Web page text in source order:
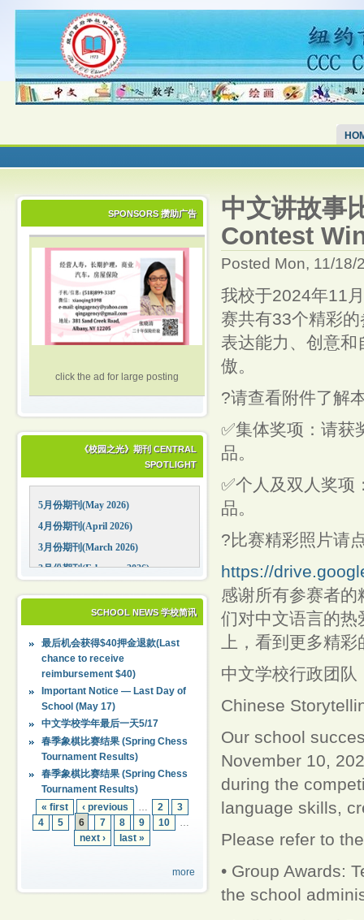
SPONSORS 攒助广告
click the ad for large posting
《校园之光》期刊 CENTRAL
SPOTLIGHT
5月份期刊(May 2026)
4月份期刊(April 2026)
3月份期刊(March 2026)
2月份期刊(February 2026)
12月份期刊(December 2025)
10月份期刊(October 2025)
09月份期刊(September 2025)
SCHOOL NEWS 学校简讯
最后机会获得$40押金退款(Last
chance to receive
reimbursement $40)
Important Notice — Last Day of
School (May 17)
中文学校学年最后一天5/17
春季象棋比赛结果 (Spring Chess
Tournament Results)
春季象棋比赛结果 (Spring Chess
Tournament Results)
« first
‹ previous … 2
3
4
5 6 7 8 9 10
…
next ›
last »
more
中文讲故事
Contest
Posted Mon, 11/18/
我校于2024年11
赛共有33个精彩
表达能力、创意和
傲。
?请查看附件了解
✅集体奖项：请获
品。
✅个人及双人奖项
品。
?比赛精彩照片请
https://
感谢所有参赛者
们对中文语言的热
上，看到更多精
中文学校行政团队
Chinese
Our school
November 10,
during the
language skills,
Please refer to
• Group Awards:
the school